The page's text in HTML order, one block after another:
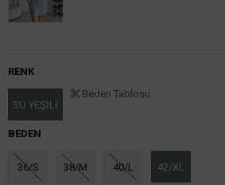
RENK
SU YEŞİLİ
Beden Tablosu
BEDEN
36/S 38/M 40/L 42/XL